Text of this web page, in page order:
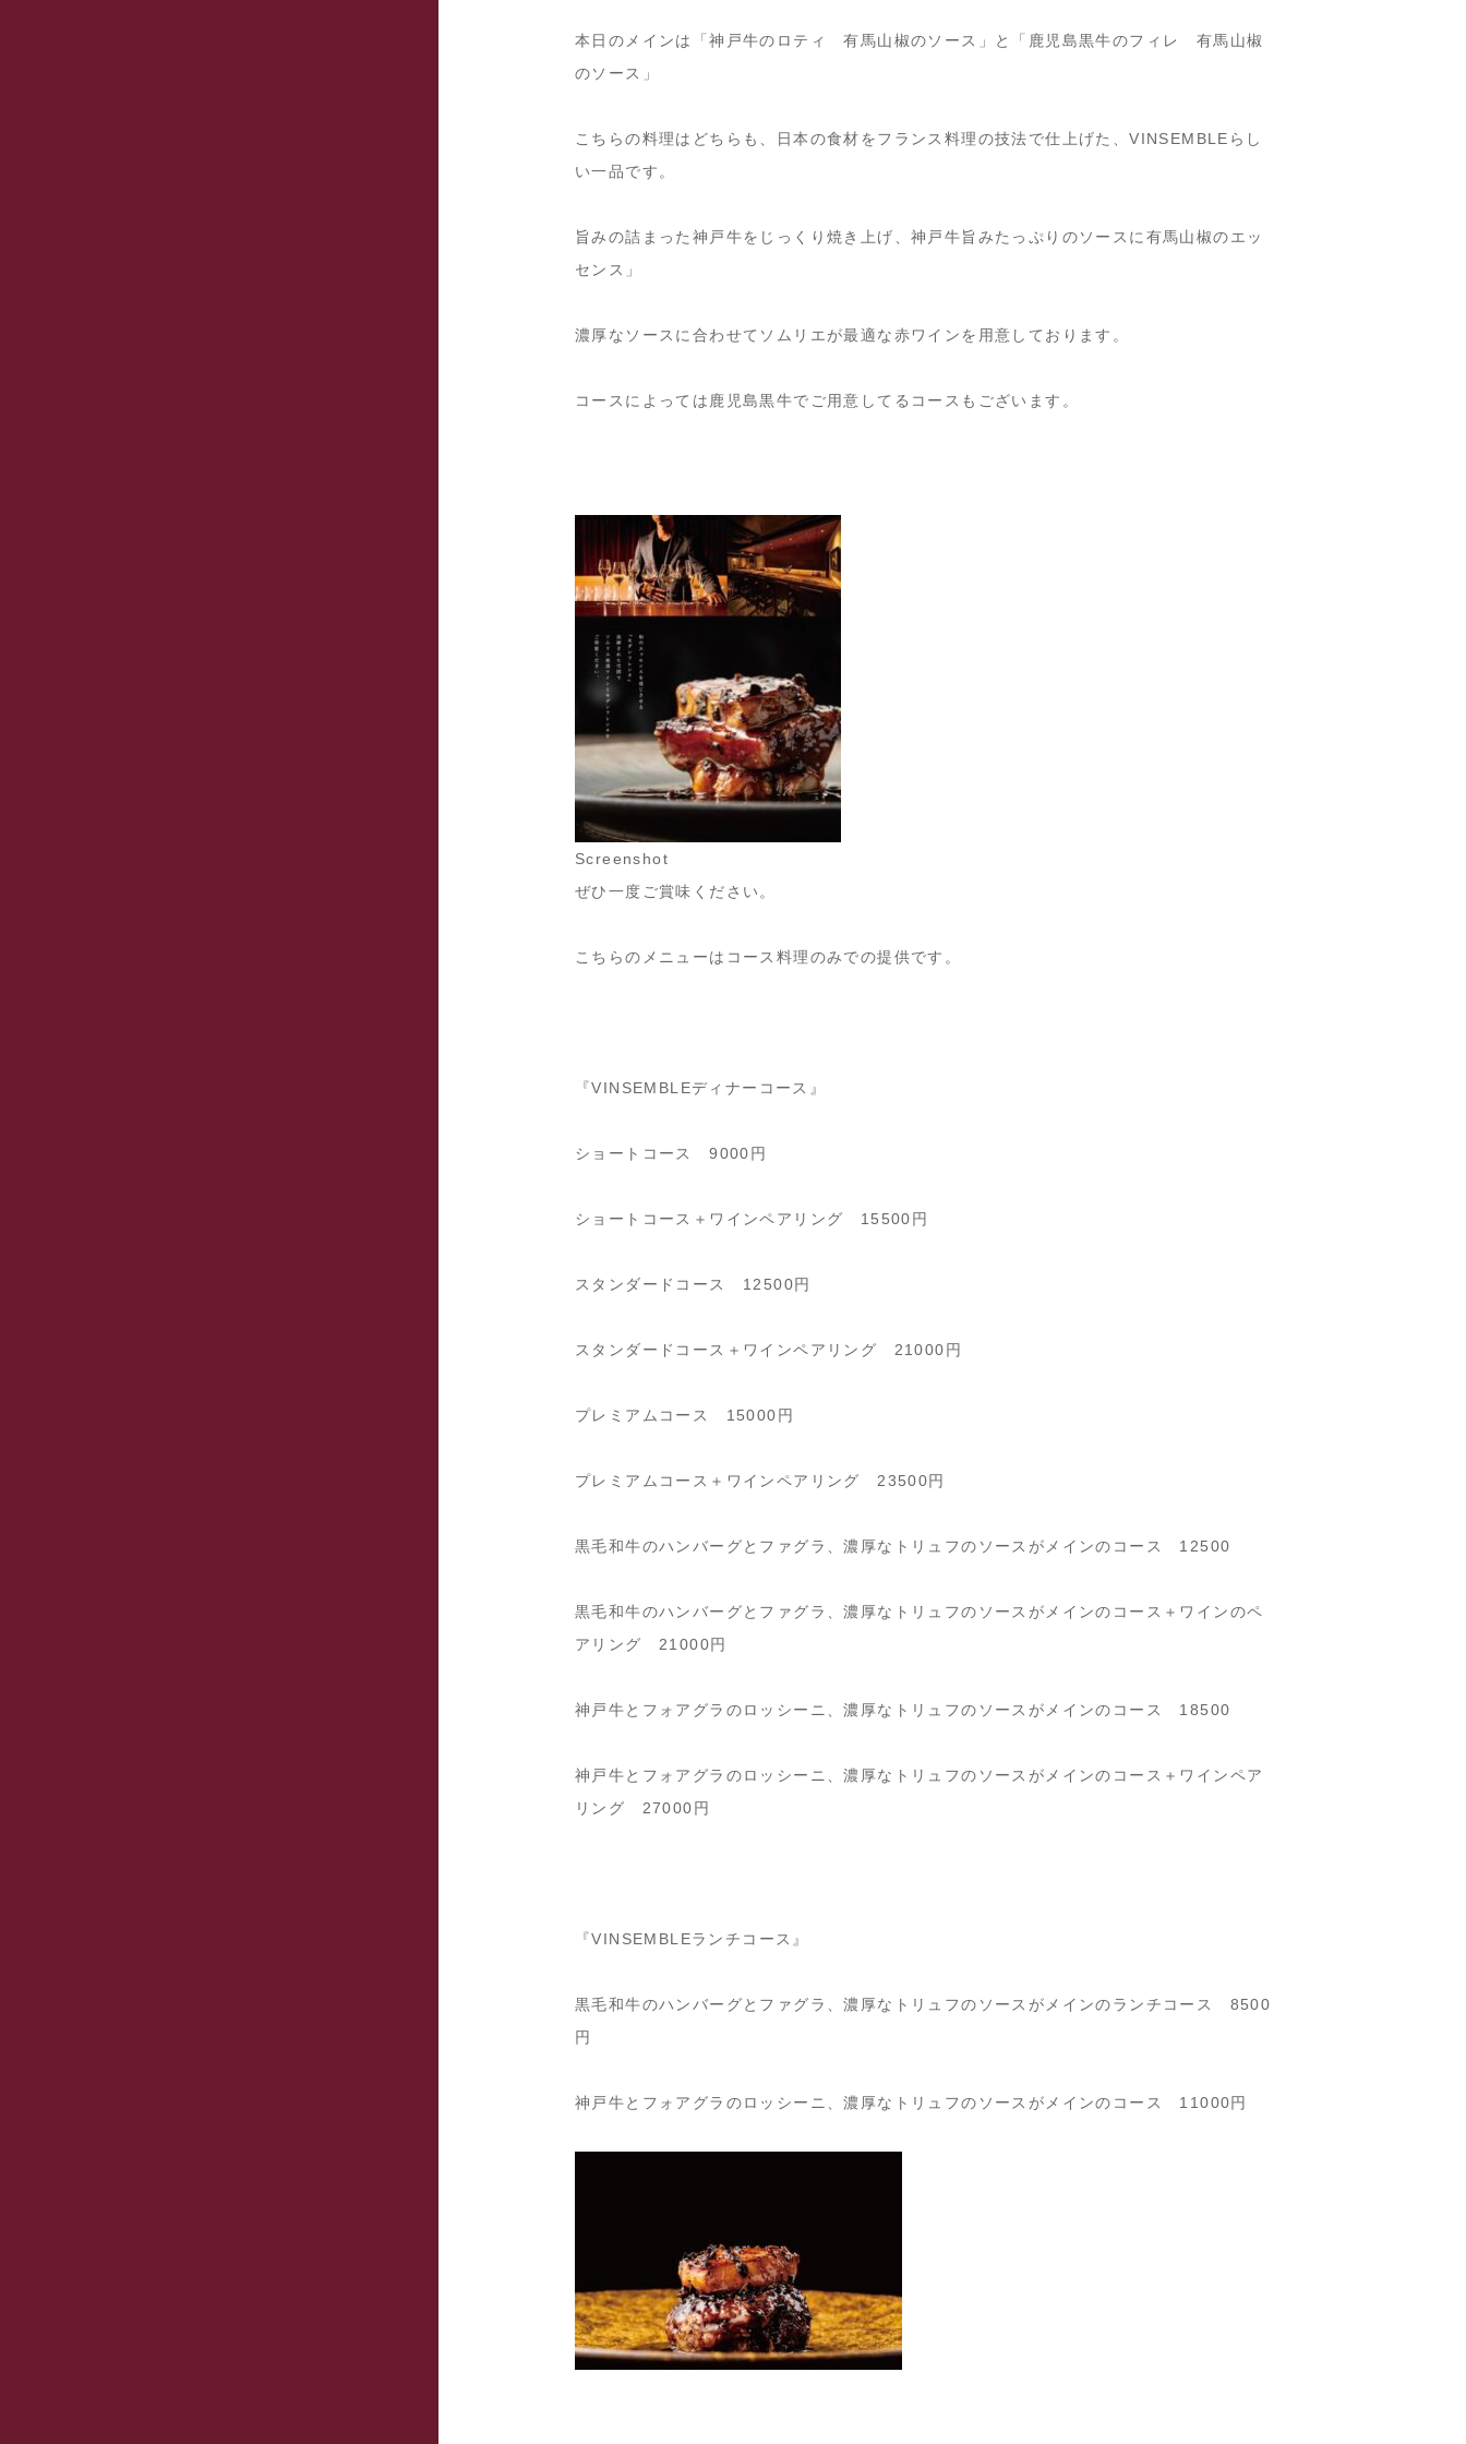
本日のメインは「神戸牛のロティ 有馬山椒のソース」と「鹿児島黒牛のフィレ 有馬山椒
のソース」
こちらの料理はどちらも、日本の食材をフランス料理の技法で仕上げた、VINSEMBLEらし
い一品です。
旨みの詰まった神戸牛をじっくり焼き上げ、神戸牛旨みたっぷりのソースに有馬山椒のエッ
センス」
濃厚なソースに合わせてソムリエが最適な赤ワインを用意しております。
コースによっては鹿児島黒牛でご用意してるコースもございます。
Screenshot
ぜひ一度ご賞味ください。
こちらのメニューはコース料理のみでの提供です。
『VINSEMBLEディナーコース』
ショートコース 9000円
ショートコース＋ワインペアリング 15500円
スタンダードコース 12500円
スタンダードコース＋ワインペアリング 21000円
プレミアムコース 15000円
プレミアムコース＋ワインペアリング 23500円
黒毛和牛のハンバーグとファグラ、濃厚なトリュフのソースがメインのコース 12500
黒毛和牛のハンバーグとファグラ、濃厚なトリュフのソースがメインのコース＋ワインのペ
アリング 21000円
神戸牛とフォアグラのロッシーニ、濃厚なトリュフのソースがメインのコース 18500
神戸牛とフォアグラのロッシーニ、濃厚なトリュフのソースがメインのコース＋ワインペア
リング 27000円
『VINSEMBLEランチコース』
黒毛和牛のハンバーグとファグラ、濃厚なトリュフのソースがメインのランチコース 8500
円
神戸牛とフォアグラのロッシーニ、濃厚なトリュフのソースがメインのコース 11000円